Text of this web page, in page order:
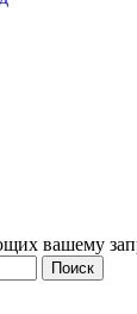
вашему
Поиск